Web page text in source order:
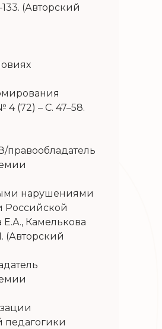
(Авторский
(72) – С. 47–58.
правообладатель
нарушениями
Российской
Камелькова
(Авторский
педагогики